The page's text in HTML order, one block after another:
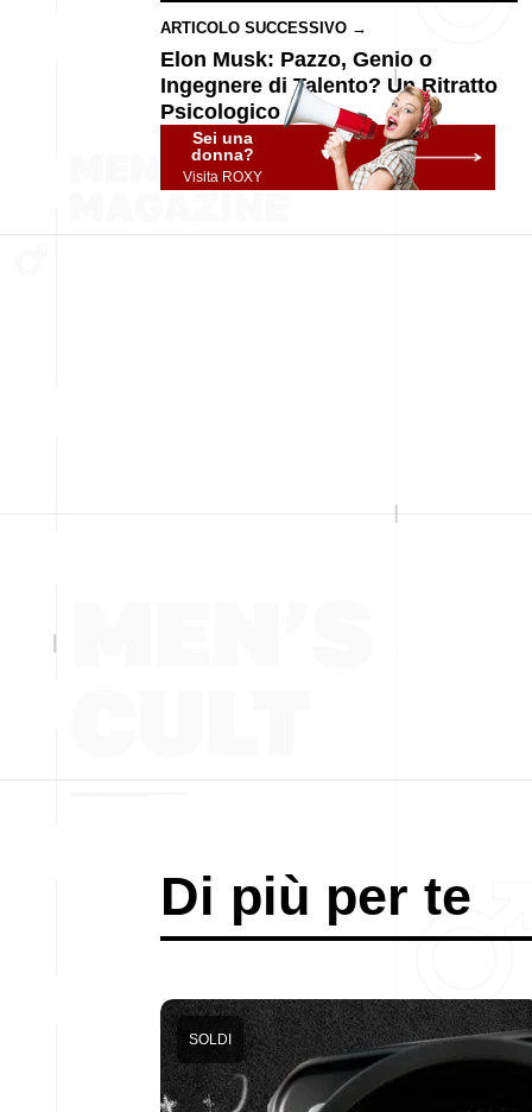
ARTICOLO SUCCESSIVO →
Elon Musk: Pazzo, Genio o
Ingegnere di Talento? Un Ritratto
Psicologico
Sei una
donna?
Visita ROXY
Di più per te
SOLDI